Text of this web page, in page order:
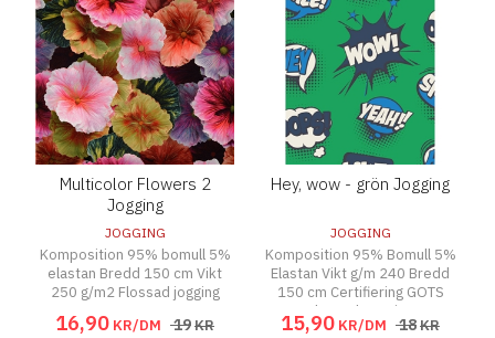
Multicolor Flowers 2
Jogging
JOGGING
Komposition 95% bomull 5%
elastan Bredd 150 cm Vikt
250 g/m2 Flossad jogging
16,90 KR/DM 19KR
Hey, wow - grön Jogging
JOGGING
Komposition 95% Bomull 5%
Elastan Vikt g/m 240 Bredd
150 cm Certifiering GOTS
Flossad Jogging
15,90 KR/DM 18KR